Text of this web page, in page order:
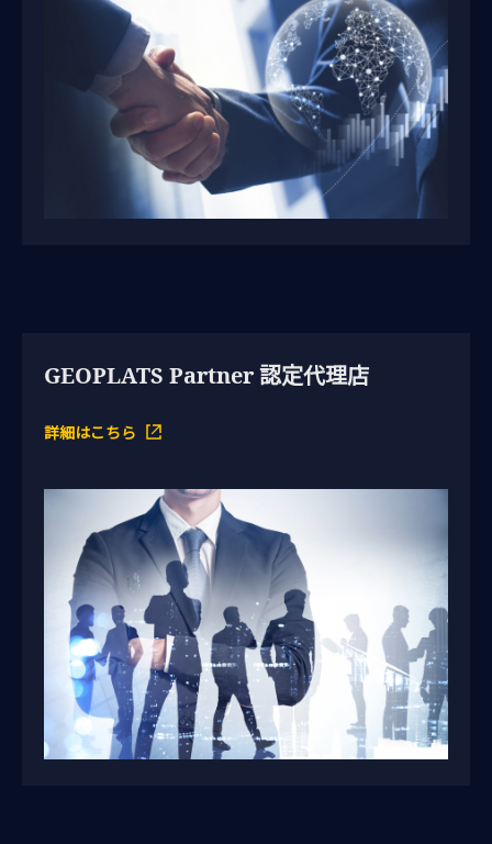
GEOPLATS Partner 認定代理店
詳細はこちら